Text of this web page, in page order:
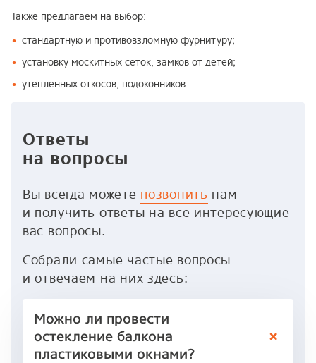
Также предлагаем на выбор:
стандартную и противовзломную фурнитуру;
установку москитных сеток, замков от детей;
утепленных откосов, подоконников.
Ответы
на вопросы
Вы всегда можете позвонить нам
и получить ответы на все интересующие
вас вопросы.
Собрали самые частые вопросы
и отвечаем на них здесь:
Можно ли провести
остекление балкона
пластиковыми окнами?